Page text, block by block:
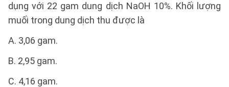
dụng với 22 gam dung dịch NaOH 10%. Khối lượng
muối trong dung dịch thu được là
A. 3,06 gam.
B. 2,95 gam.
C. 4,16 gam.